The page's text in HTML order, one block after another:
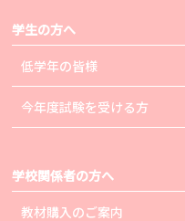
学生の方へ
低学年の皆様
今年度試験を受ける方
学校関係者の方へ
教材購入のご案内